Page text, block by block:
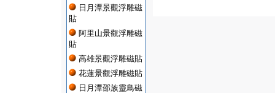
日月潭景觀浮雕磁
貼
阿里山景觀浮雕磁
貼
高雄景觀浮雕磁貼
花蓮景觀浮雕磁貼
日月潭邵族靈鳥磁